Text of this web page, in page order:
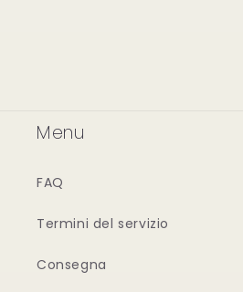
Menu
FAQ
Termini del servizio
Consegna